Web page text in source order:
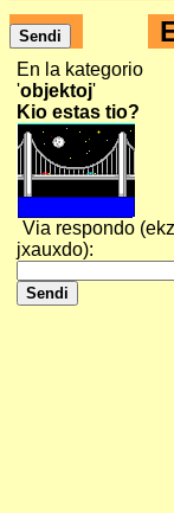
En la kategorio
'objektoj'
Kio estas tio?
Via respondo
jxauxdo):